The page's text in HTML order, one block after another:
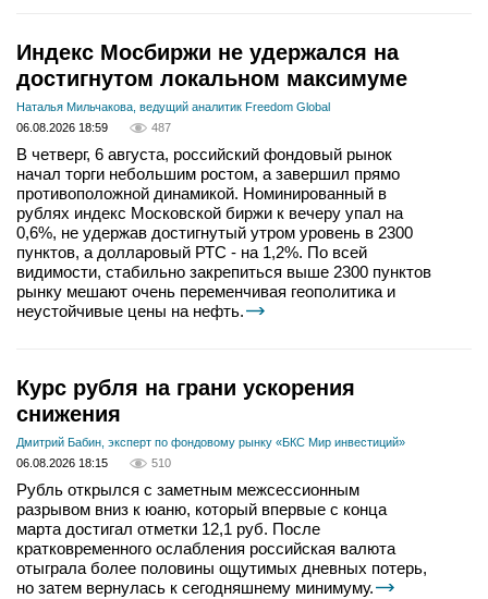
Индекс Мосбиржи не удержался на
достигнутом локальном максимуме
Наталья Мильчакова, ведущий аналитик Freedom Global
06.08.2026 18:59
487
В четверг, 6 августа, российский фондовый рынок
начал торги небольшим ростом, а завершил прямо
противоположной динамикой. Номинированный в
рублях индекс Московской биржи к вечеру упал на
0,6%, не удержав достигнутый утром уровень в 2300
пунктов, а долларовый РТС - на 1,2%. По всей
видимости, стабильно закрепиться выше 2300 пунктов
рынку мешают очень переменчивая геополитика и
неустойчивые цены на нефть.
Курс рубля на грани ускорения
снижения
Дмитрий Бабин, эксперт по фондовому рынку «БКС Мир инвестиций»
06.08.2026 18:15
510
Рубль открылся с заметным межсессионным
разрывом вниз к юаню, который впервые с конца
марта достигал отметки 12,1 руб. После
кратковременного ослабления российская валюта
отыграла более половины ощутимых дневных потерь,
но затем вернулась к сегодняшнему минимуму.